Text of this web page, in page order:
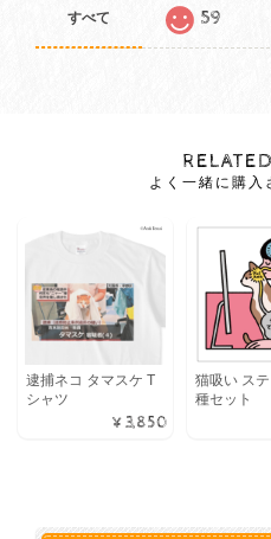
すべて 59
よく一緒に購入
逮捕ネコ タマスケ T
シャツ
¥3,850
猫吸い ス
種セット